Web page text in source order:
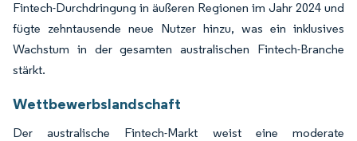
Fintech-Durchdringung in äußeren Regionen im Jahr 2024 und
fügte zehntausende neue Nutzer hinzu, was ein inklusives
Wachstum in der gesamten australischen Fintech-Branche
stärkt.
Wettbewerbslandschaft
Der australische Fintech-Markt weist eine moderate